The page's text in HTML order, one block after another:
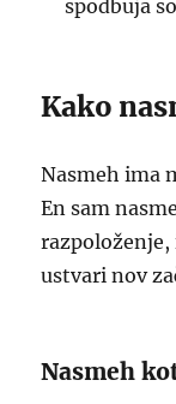
spodbuja
Kako
Nasmeh ima
En sam
razpoloženje,
ustvari nov
Nasmeh